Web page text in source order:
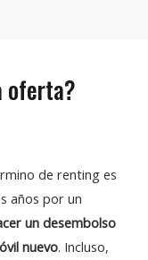
oferta?
de renting es
años por un
un desembolso
nuevo. Incluso,